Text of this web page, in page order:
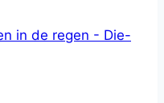
in de regen - Die-